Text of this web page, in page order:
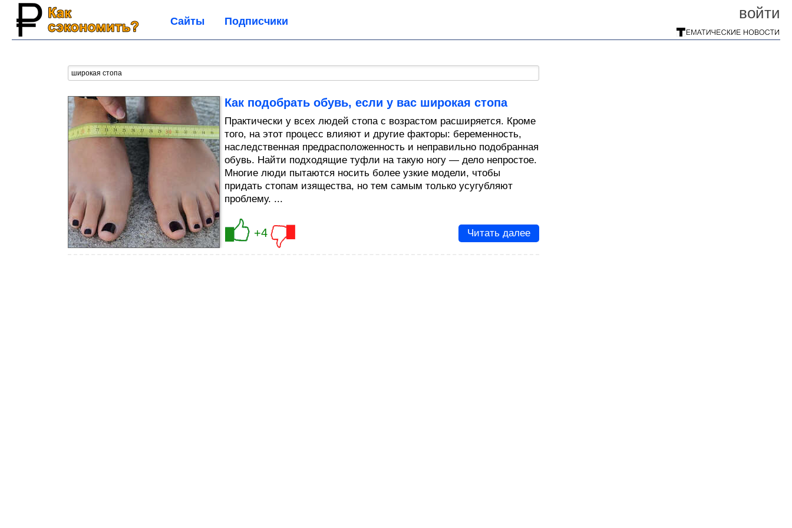
войти
Сайты Подписчики
Как подобрать обувь, если у вас широкая стопа
Практически у всех людей стопа с возрастом расширяется. Кроме
того, на этот процесс влияют и другие факторы: беременность,
наследственная предрасположенность и неправильно подобранная
обувь. Найти подходящие туфли на такую ногу — дело непростое.
Многие люди пытаются носить более узкие модели, чтобы
придать стопам изящества, но тем самым только усугубляют
проблему. ...
+4 Читать далее